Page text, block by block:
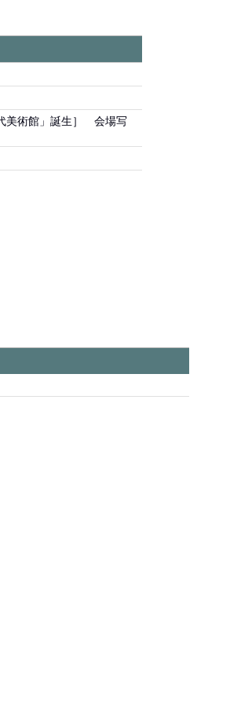
美術館」誕生］ 会場写